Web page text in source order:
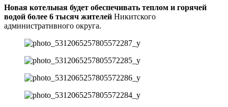
Новая котельная будет обеспечивать теплом и горячей
водой более 6 тысяч жителей Никитского
административного округа.